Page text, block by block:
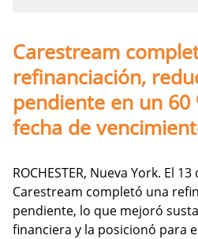
Careers
Contáctenos
Carestream
refinanciación,
pendiente en un 60
fecha de
ROCHESTER, Nueva York. El
Carestream completó una
pendiente, lo que mejoró
financiera y la posicionó para